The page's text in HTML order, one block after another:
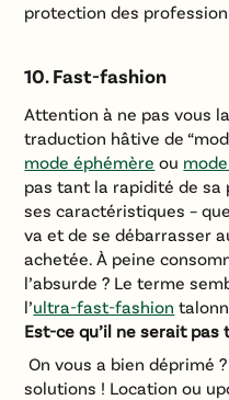
protection des
10. Fast-fashion
Attention à ne pas vous
traduction hâtive de
mode éphémère ou
pas tant la rapidité de sa
ses caractéristiques –
va et de se débarrasser
achetée. À peine
l’absurde ? Le terme
l’ultra-fast-fashion
Est-ce qu’il ne serait
On vous a bien déprimé
solutions ! Location ou